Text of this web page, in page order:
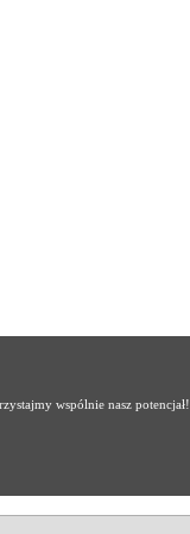
wspólnie nasz potencjał!